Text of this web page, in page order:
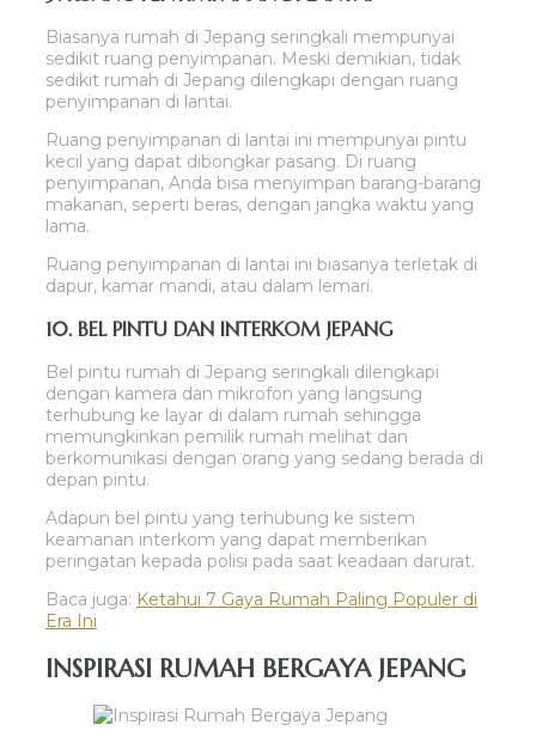
Biasanya rumah di Jepang seringkali mempunyai
sedikit ruang penyimpanan. Meski demikian, tidak
sedikit rumah di Jepang dilengkapi dengan ruang
penyimpanan di lantai.
Ruang penyimpanan di lantai ini mempunyai pintu
kecil yang dapat dibongkar pasang. Di ruang
penyimpanan, Anda bisa menyimpan barang-barang
makanan, seperti beras, dengan jangka waktu yang
lama.
Ruang penyimpanan di lantai ini biasanya terletak di
dapur, kamar mandi, atau dalam lemari.
10. BEL PINTU DAN INTERKOM JEPANG
Bel pintu rumah di Jepang seringkali dilengkapi
dengan kamera dan mikrofon yang langsung
terhubung ke layar di dalam rumah sehingga
memungkinkan pemilik rumah melihat dan
berkomunikasi dengan orang yang sedang berada di
depan pintu.
Adapun bel pintu yang terhubung ke sistem
keamanan interkom yang dapat memberikan
peringatan kepada polisi pada saat keadaan darurat.
Baca juga: Ketahui 7 Gaya Rumah Paling Populer di
Era Ini
INSPIRASI RUMAH BERGAYA JEPANG